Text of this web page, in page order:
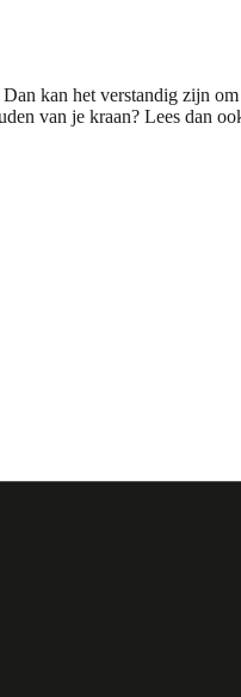
kan het verstandig zijn
van je kraan? Lees dan